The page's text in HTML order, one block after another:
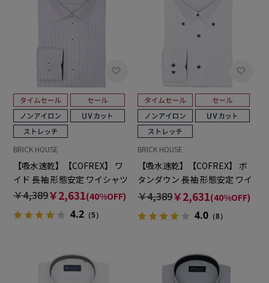
BRICK HOUSE
【吸水速乾】【COFREX】 ワ
イド 長袖 形態安定 ワイシャツ
￥4,389￥2,631(40%OFF)
4.2（5）
BRICK HOUSE
【吸水速乾】【COFREX】 ボ
タンダウン 長袖 形態安定 ワイ
シャツ
￥4,389￥2,631(40%OFF)
4.0 （8）